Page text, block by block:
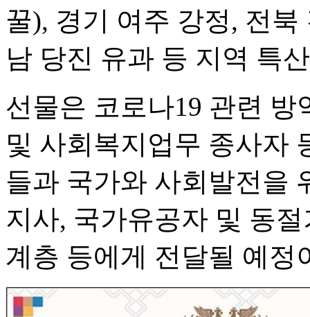
꿀), 경기 여주 강정, 전
남 당진 유과 등 지역 특
선물은 코로나19 관련
및 사회복지업무 종사자
들과 국가와 사회발전을
지사, 국가유공자 및 동
계층 등에게 전달될 예정